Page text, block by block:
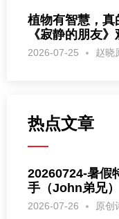
植物有智慧，
《寂静的朋友
2026-07-25 赵晓
热点文章
20260724-暑假
手（John弟兄）
2026-07-26 原创